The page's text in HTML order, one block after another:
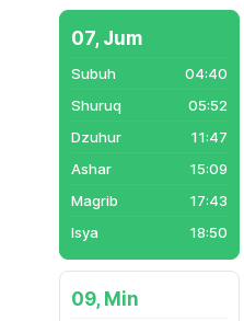
07, Jum
04:40
05:52
11:47
15:09
17:43
18:50
09, Min